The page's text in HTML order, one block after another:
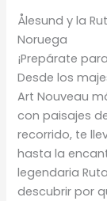
Ålesund y la
Noruega
¡Prepárate
Desde los
Art Nouveau
con paisajes
recorrido, te
hasta la
legendaria
descubrir por